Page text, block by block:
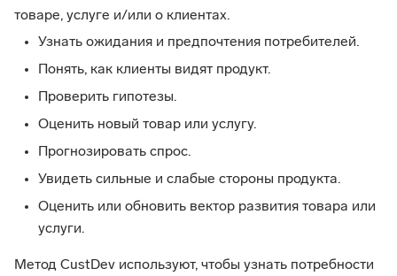
товаре, услуге и/или о клиентах.
Узнать ожидания и предпочтения потребителей.
Понять, как клиенты видят продукт.
Проверить гипотезы.
Оценить новый товар или услугу.
Прогнозировать спрос.
Увидеть сильные и слабые стороны продукта.
Оценить или обновить вектор развития товара или
услуги.
Метод CustDev используют, чтобы узнать потребности